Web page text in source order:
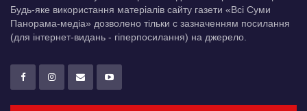
Будь-яке використання матеріалів сайту газети «Всі Суми
Панорама-медіа» дозволено тільки c зазначенням посилання
(для інтернет-видань - гіперпосилання) на джерело.